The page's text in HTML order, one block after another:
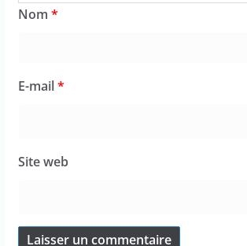
Nom *
E-mail*
Site web